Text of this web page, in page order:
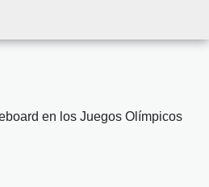
en los Juegos Olímpicos